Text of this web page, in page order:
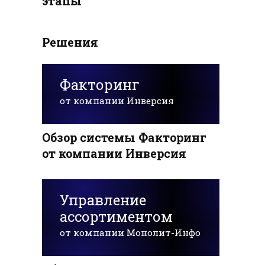
Решения
Факторинг
от компании Инверсия
Обзор системы Факторинг
от компании Инверсия
Управление
ассортиментом
от компании Монолит-Инфо